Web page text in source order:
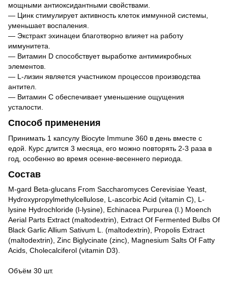
мощными антиоксидантными свойствами.
— Цинк стимулирует активность клеток иммунной системы,
уменьшает воспаления.
— Экстракт эхинацеи благотворно влияет на работу
иммунитета.
— Витамин D способствует выработке антимикробных
элементов.
— L-лизин является участником процессов производства
антител.
— Витамин С обеспечивает уменьшение ощущения
усталости.
Способ применения
Принимать 1 капсулу Biocyte Immune 360 в день вместе с
едой. Курс длится 3 месяца, его можно повторять 2-3 раза в
год, особенно во время осенне-весеннего периода.
Состав
M-gard Beta-glucans From Saccharomyces Cerevisiae Yeast,
Hydroxypropylmethylcellulose, L-ascorbic Acid (vitamin C), L-
lysine Hydrochloride (l-lysine), Echinacea Purpurea (l.) Moench
Aerial Parts Extract (maltodextrin), Extract Of Fermented Bulbs Of
Black Garlic Allium Sativum L. (maltodextrin), Propolis Extract
(maltodextrin), Zinc Biglycinate (zinc), Magnesium Salts Of Fatty
Acids, Cholecalciferol (vitamin D3).
Объём 30 шт.